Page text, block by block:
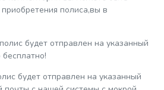
полиса,вы в
будет отправлен на указанный
будет отправлен на указанный